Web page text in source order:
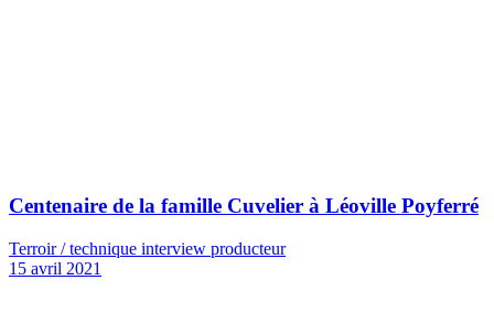
Centenaire de la famille Cuvelier à Léoville Poyferré
Terroir / technique interview producteur
15 avril 2021